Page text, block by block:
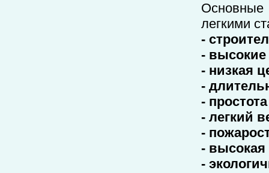
Основные
легкими
-
- высокие
- низкая
-
-
- легкий
-
- высокая
-